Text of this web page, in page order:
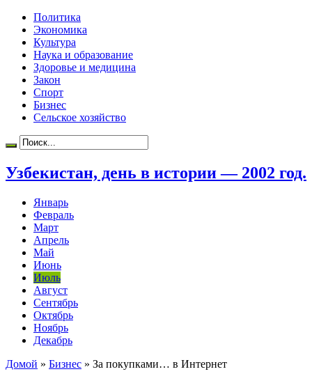
Политика
Экономика
Культура
Наука и образование
Здоровье и медицина
Закон
Спорт
Бизнес
Сельское хозяйство
Узбекистан, день в истории — 2002 год.
Январь
Февраль
Март
Апрель
Май
Июнь
Июль
Август
Сентябрь
Октябрь
Ноябрь
Декабрь
Домой » Бизнес » За покупками… в Интернет